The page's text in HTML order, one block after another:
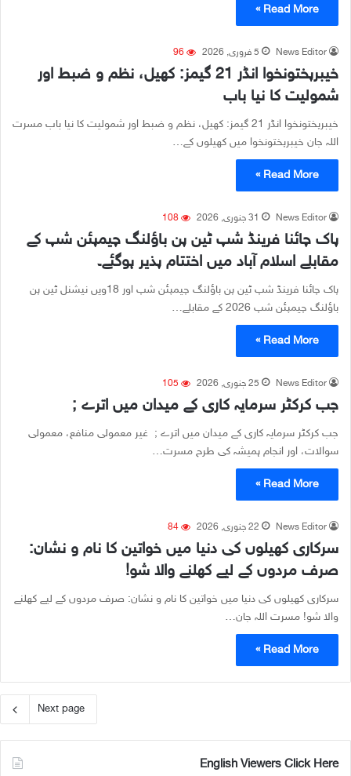
Read More »
News Editor 5 فروری, 2026 96
خیبرپختونخوا انڈر 21 گیمز: کھیل، نظم و ضبط اور
شمولیت کا نیا باب
خیبرپختونخوا انڈر 21 گیمز: کھیل، نظم و ضبط اور شمولیت کا نیا باب مسرت
اللہ جان خیبرپختونخوا میں کھیلوں کے…
Read More »
News Editor 31 جنوری, 2026 108
پاک چائنا فرینڈ شپ ٹین پن باؤلنگ چیمپئن شپ کے
مقابلے اسلام آباد میں اختتام پذیر ہوگئے۔
پاک چائنا فرینڈ شپ ٹین پن باؤلنگ چیمپئن شپ اور 18ویں نیشنل ٹین پن
باؤلنگ چیمپئن شپ 2026 کے مقابلے…
Read More »
News Editor 25 جنوری, 2026 105
جب کرکٹر سرمایہ کاری کے میدان میں اترے ;
جب کرکٹر سرمایہ کاری کے میدان میں اترے ; غیر معمولی منافع، معمولی
سوالات، اور انجام ہمیشہ کی طرح مسرت…
Read More »
News Editor 22 جنوری, 2026 84
سرکاری کھیلوں کی دنیا میں خواتین کا نام و نشان:
صرف مردوں کے لیے کھلنے والا شو!
سرکاری کھیلوں کی دنیا میں خواتین کا نام و نشان: صرف مردوں کے لیے کھلنے
والا شو! مسرت اللہ جان…
Read More »
Next page
English Viewers Click Here